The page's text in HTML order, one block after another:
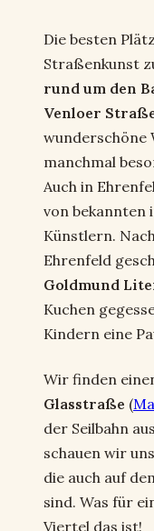
Die besten
Straßenkunst
rund um den
Venloer
wunderschöne
manchmal
Auch in
von
Künstlern.
Ehrenfeld
Goldmund
Kuchen
Kindern eine
Wir finden
Glasstraße (
der Seilbahn
schauen wir
die auch auf
sind. Was für
Viertel das ist!